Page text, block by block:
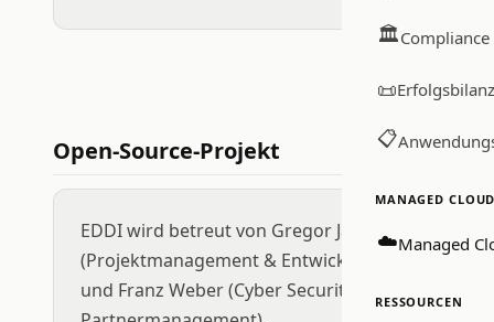
🏛️Compliance
📜Erfolgsbilanz
📋
MANAGED
☁️Managed
RESSOURCEN
Open-Source-Projekt
EDDI wird betreut von Gregor Jarisch
(Projektmanagement & Entwicklung)
und Franz Weber (Cyber Security &